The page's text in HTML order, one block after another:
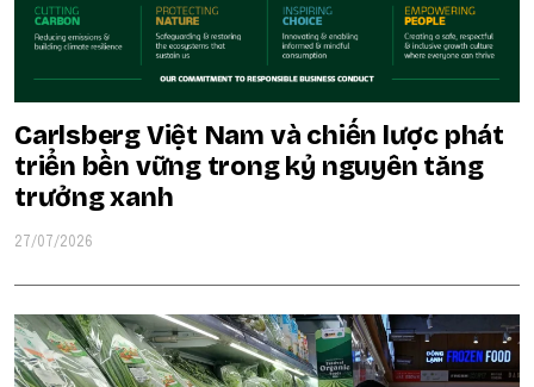
Carlsberg Việt Nam và chiến lược phát
triển bền vững trong kỷ nguyên tăng
trưởng xanh
27/07/2026